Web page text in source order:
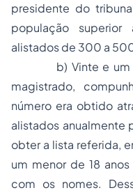
presidente do
população
alistados de 300 a
b) Vinte e um
magistrado,
número era obtido
alistados anualmente
obter a lista referida,
um menor de 18
com os nomes.